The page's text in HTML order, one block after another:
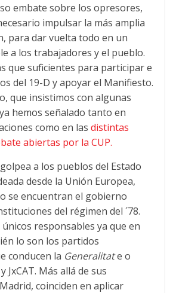
embate sobre los opresores,
impulsar la más amplia
, para dar vuelta todo en un
a los trabajadores y el pueblo.
que suficientes para participar e
del 19-D y apoyar el Manifiesto.
, que insistimos con algunas
hemos señalado tanto en
como en las distintas
abiertas por la CUP.
a los pueblos del Estado
desde la Unión Europea,
se encuentran el gobierno
del régimen del ´78.
responsables ya que en
lo son los partidos
conducen la Generalitate o
JxCAT. Más allá de sus
, coinciden en aplicar